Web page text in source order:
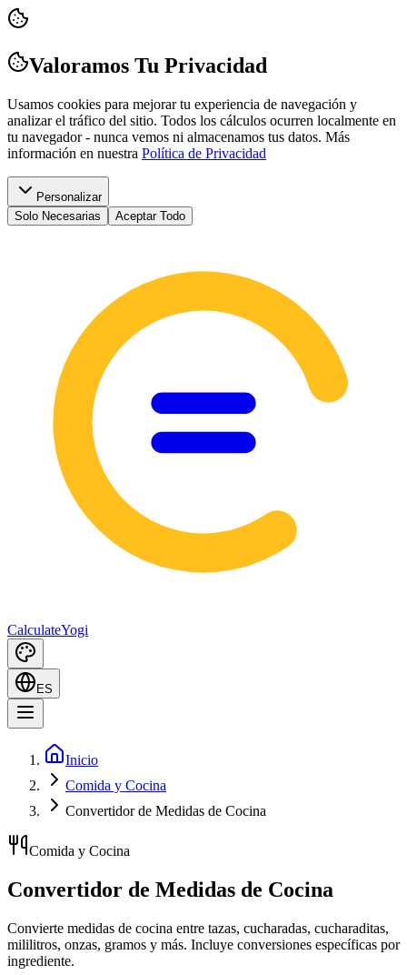
Valoramos Tu Privacidad
Usamos cookies para mejorar tu experiencia de navegación y
analizar el tráfico del sitio. Todos los cálculos ocurren localmente en
tu navegador - nunca vemos ni almacenamos tus datos. Más
información en nuestra Política de Privacidad
Personalizar
Solo Necesarias
Aceptar Todo
CalculateYogi
ES
Inicio
Comida y Cocina
Convertidor de Medidas de Cocina
Comida y Cocina
Convertidor de Medidas de Cocina
Convierte medidas de cocina entre tazas, cucharadas, cucharaditas,
mililitros, onzas, gramos y más. Incluye conversiones específicas por
ingrediente.